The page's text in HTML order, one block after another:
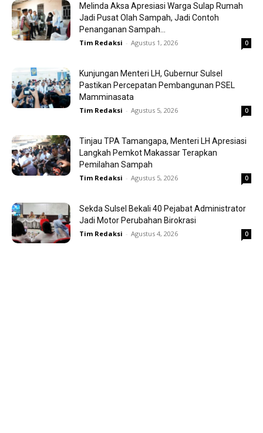
Melinda Aksa Apresiasi Warga Sulap Rumah
Jadi Pusat Olah Sampah, Jadi Contoh
Penanganan Sampah...
Tim Redaksi - Agustus 1, 2026 0
Kunjungan Menteri LH, Gubernur Sulsel
Pastikan Percepatan Pembangunan PSEL
Mamminasata
Tim Redaksi - Agustus 5, 2026 0
Tinjau TPA Tamangapa, Menteri LH Apresiasi
Langkah Pemkot Makassar Terapkan
Pemilahan Sampah
Tim Redaksi - Agustus 5, 2026 0
Sekda Sulsel Bekali 40 Pejabat Administrator
Jadi Motor Perubahan Birokrasi
Tim Redaksi - Agustus 4, 2026 0